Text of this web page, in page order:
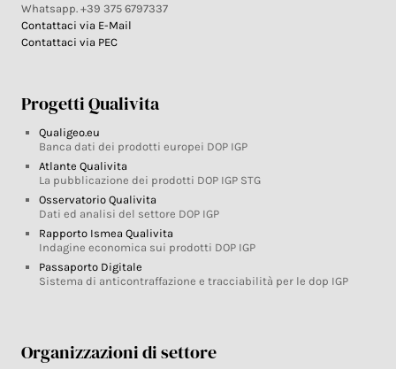
Whatsapp. +39 375 6797337
Contattaci via E-Mail
Contattaci via PEC
Progetti Qualivita
Qualigeo.eu
Banca dati dei prodotti europei DOP IGP
Atlante Qualivita
La pubblicazione dei prodotti DOP IGP STG
Osservatorio Qualivita
Dati ed analisi del settore DOP IGP
Rapporto Ismea Qualivita
Indagine economica sui prodotti DOP IGP
Passaporto Digitale
Sistema di anticontraffazione e tracciabilità per le dop IGP
Organizzazioni di settore